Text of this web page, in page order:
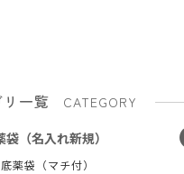
一覧
CATEGORY
袋（名入れ新規）
薬袋（マチ付）